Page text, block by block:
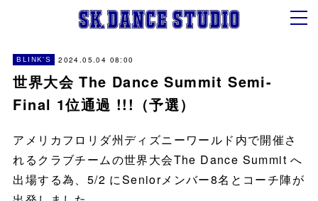
BLINK'S 2024.05.04 08:00
世界大会 The Dance Summit Semi-
Final 1位通過 !!!（予選）
アメリカフロリダ州ディズニーワールド内で開催さ
れるクラブチームの世界大会The Dance Summit へ
出場する為、5/2 にSeniorメンバー8名とコーチ陣が